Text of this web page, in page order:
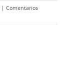
| Comentarios